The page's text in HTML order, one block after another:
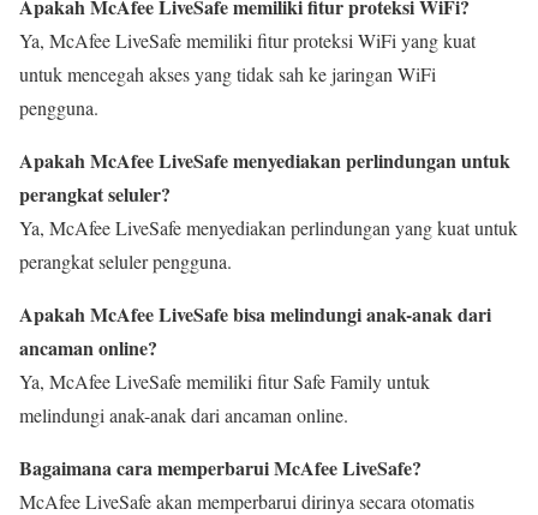
Apakah McAfee LiveSafe memiliki fitur proteksi WiFi?
Ya, McAfee LiveSafe memiliki fitur proteksi WiFi yang kuat
untuk mencegah akses yang tidak sah ke jaringan WiFi
pengguna.
Apakah McAfee LiveSafe menyediakan perlindungan untuk
perangkat seluler?
Ya, McAfee LiveSafe menyediakan perlindungan yang kuat untuk
perangkat seluler pengguna.
Apakah McAfee LiveSafe bisa melindungi anak-anak dari
ancaman online?
Ya, McAfee LiveSafe memiliki fitur Safe Family untuk
melindungi anak-anak dari ancaman online.
Bagaimana cara memperbarui McAfee LiveSafe?
McAfee LiveSafe akan memperbarui dirinya secara otomatis